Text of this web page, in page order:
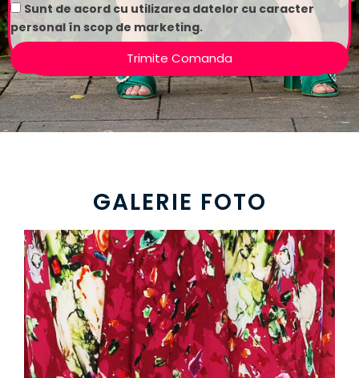
Sunt de acord cu utilizarea datelor cu caracter
personal în scop de marketing.
Trimite Comanda
GALERIE FOTO